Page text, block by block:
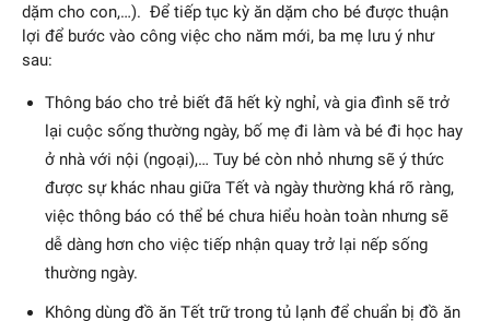
dặm cho con,…). Để tiếp tục kỳ ăn dặm cho bé được thuận
lợi để bước vào công việc cho năm mới, ba mẹ lưu ý như
sau:
Thông báo cho trẻ biết đã hết kỳ nghỉ, và gia đình sẽ trở
lại cuộc sống thường ngày, bố mẹ đi làm và bé đi học hay
ở nhà với nội (ngoại),… Tuy bé còn nhỏ nhưng sẽ ý thức
được sự khác nhau giữa Tết và ngày thường khá rõ ràng,
việc thông báo có thể bé chưa hiểu hoàn toàn nhưng sẽ
dễ dàng hơn cho việc tiếp nhận quay trở lại nếp sống
thường ngày.
Không dùng đồ ăn Tết trữ trong tủ lạnh để chuẩn bị đồ ăn